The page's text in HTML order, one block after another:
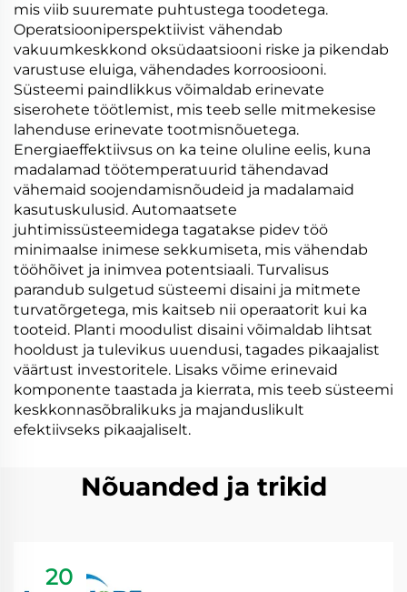
mis viib suuremate puhtustega toodetega.
Operatsiooniperspektiivist vähendab
vakuumkeskkond oksüdaatsiooni riske ja pikendab
varustuse eluiga, vähendades korroosiooni.
Süsteemi paindlikkus võimaldab erinevate
siserohete töötlemist, mis teeb selle mitmekesise
lahenduse erinevate tootmisnõuetega.
Energiaeffektiivsus on ka teine oluline eelis, kuna
madalamad töötemperatuurid tähendavad
vähemaid soojendamisnõudeid ja madalamaid
kasutuskulusid. Automaatsete
juhtimissüsteemidega tagatakse pidev töö
minimaalse inimese sekkumiseta, mis vähendab
tööhõivet ja inimvea potentsiaali. Turvalisus
parandub sulgetud süsteemi disaini ja mitmete
turvatõrgetega, mis kaitseb nii operaatorit kui ka
tooteid. Planti moodulist disaini võimaldab lihtsat
hooldust ja tulevikus uuendusi, tagades pikaajalist
väärtust investoritele. Lisaks võime erinevaid
komponente taastada ja kierrata, mis teeb süsteemi
keskkonnasõbralikuks ja majanduslikult
efektiivseks pikaajaliselt.
Nõuanded ja trikid
20